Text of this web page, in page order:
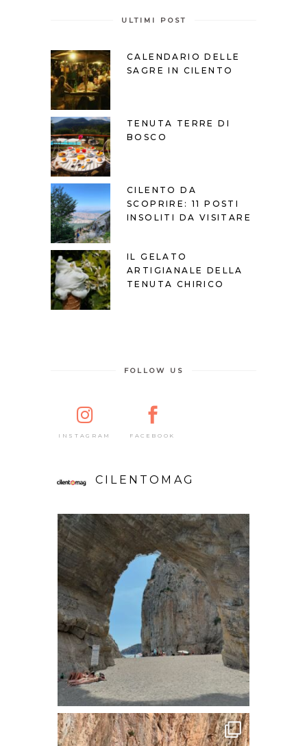
ULTIMI POST
CALENDARIO DELLE
SAGRE IN CILENTO
TENUTA TERRE DI
BOSCO
CILENTO DA
SCOPRIRE: 11 POSTI
INSOLITI DA VISITARE
IL GELATO
ARTIGIANALE DELLA
TENUTA CHIRICO
FOLLOW US
INSTAGRAM FACEBOOK
CILENTOMAG